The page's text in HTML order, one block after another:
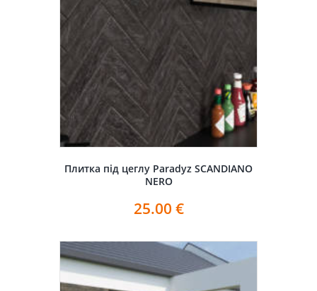
Плитка під цеглу Paradyz SCANDIANO
NERO
25.00 €